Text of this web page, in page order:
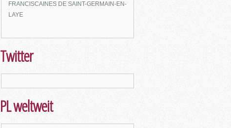
FRANCISCAINES DE SAINT-GERMAIN-EN-
LAYE
Twitter
PL weltweit